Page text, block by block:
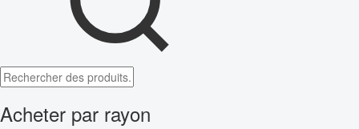
Acheter par rayon